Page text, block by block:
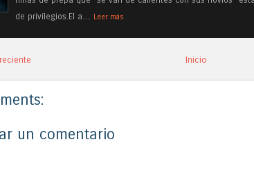
de privilegios.El a… Leer más
Inicio
un comentario